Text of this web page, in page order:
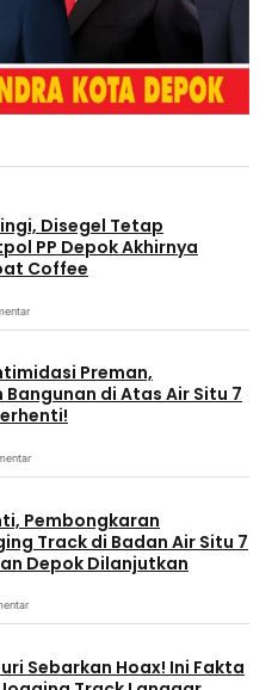
Disegel Tetap
PP Depok Akhirnya
Coffee
Preman,
di Atas Air Situ 7
Pembongkaran
Track di Badan Air Situ 7
Depok Dilanjutkan
Sebarkan Hoax! Ini Fakta